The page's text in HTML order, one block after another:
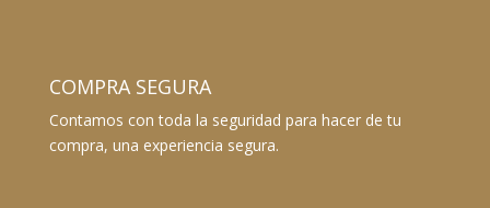
COMPRA SEGURA
Contamos con toda la seguridad para hacer de tu
compra, una experiencia segura.